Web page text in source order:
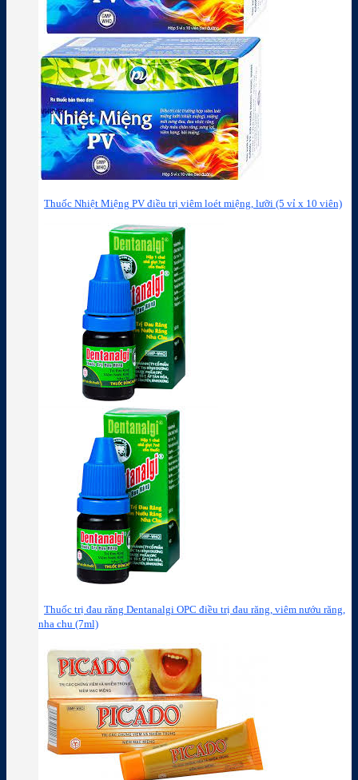
Thuốc Nhiệt Miệng PV điều trị viêm loét miệng, lưỡi (5 vỉ x 10 viên)
Thuốc trị đau răng Dentanalgi OPC điều trị đau răng, viêm nướu răng,
nha chu (7ml)